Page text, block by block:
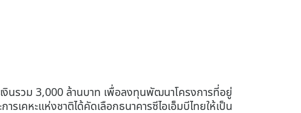
งินรวม 3,000 ล้านบาท เพื่อลงทุนพัฒนาโครงการที่อยู่
เคหะแห่งชาติได้คัดเลือกธนาคารซีไอเอ็มบีไทยให้เป็น